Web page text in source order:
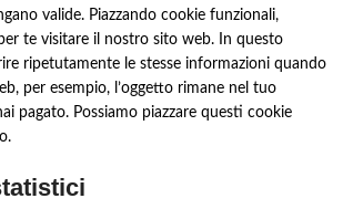
valide. Piazzando cookie funzionali,
te visitare il nostro sito web. In questo
ripetutamente le stesse informazioni quando
per esempio, l’oggetto rimane nel tuo
pagato. Possiamo piazzare questi cookie